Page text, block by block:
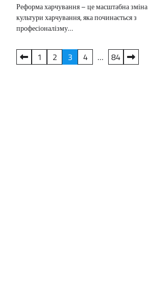
Реформа харчування – це масштабна зміна
культури харчування, яка починається з
професіоналізму…
Пагінація
1 2 3 4 … 84